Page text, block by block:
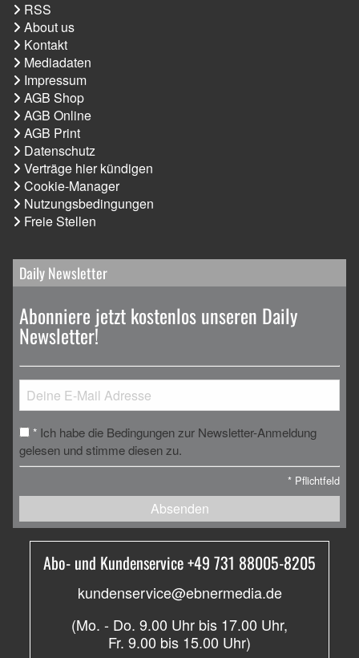
RSS
About us
Kontakt
Mediadaten
Impressum
AGB Shop
AGB Online
AGB Print
Datenschutz
Verträge hier kündigen
Cookie-Manager
Nutzungsbedingungen
Freie Stellen
Daily Newsletter
Abonniere jetzt kostenlos unseren Daily
Newsletter!
* Ich habe die Bedingungen zur Newsletter-Anmeldung
gelesen und stimme diesen zu.
* Pflichtfeld
Absenden
Abo- und Kundenservice +49 731 88005-8205
kundenservice@ebnermedia.de
(Mo. - Do. 9.00 Uhr bis 17.00 Uhr,
Fr. 9.00 bis 15.00 Uhr)